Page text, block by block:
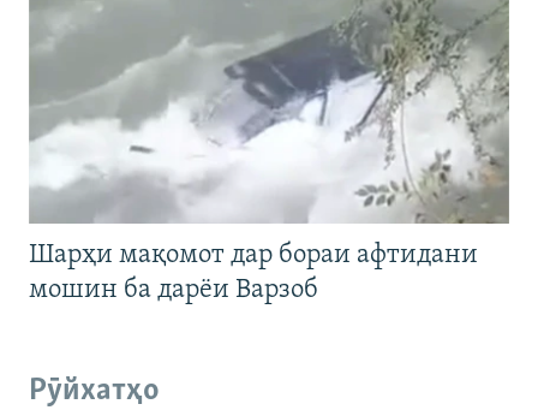
Шарҳи мақомот дар бораи афтидани
мошин ба дарёи Варзоб
Рӯйхатҳо